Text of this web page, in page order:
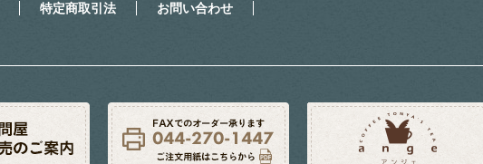
特定商取引法 お問い合わせ